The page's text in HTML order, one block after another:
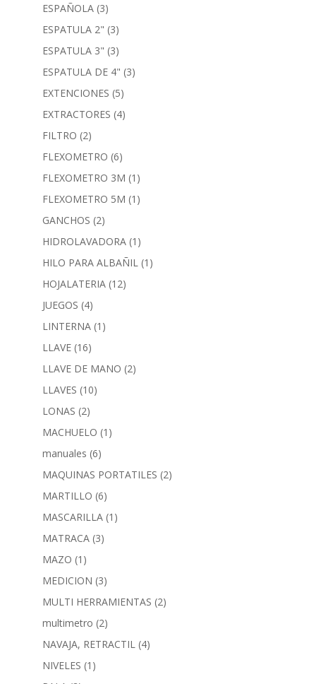
ESPAÑOLA (3)
ESPATULA 2" (3)
ESPATULA 3" (3)
ESPATULA DE 4" (3)
EXTENCIONES (5)
EXTRACTORES (4)
FILTRO (2)
FLEXOMETRO (6)
FLEXOMETRO 3M (1)
FLEXOMETRO 5M (1)
GANCHOS (2)
HIDROLAVADORA (1)
HILO PARA ALBAÑIL (1)
HOJALATERIA (12)
JUEGOS (4)
LINTERNA (1)
LLAVE (16)
LLAVE DE MANO (2)
LLAVES (10)
LONAS (2)
MACHUELO (1)
manuales (6)
MAQUINAS PORTATILES (2)
MARTILLO (6)
MASCARILLA (1)
MATRACA (3)
MAZO (1)
MEDICION (3)
MULTI HERRAMIENTAS (2)
multimetro (2)
NAVAJA, RETRACTIL (4)
NIVELES (1)